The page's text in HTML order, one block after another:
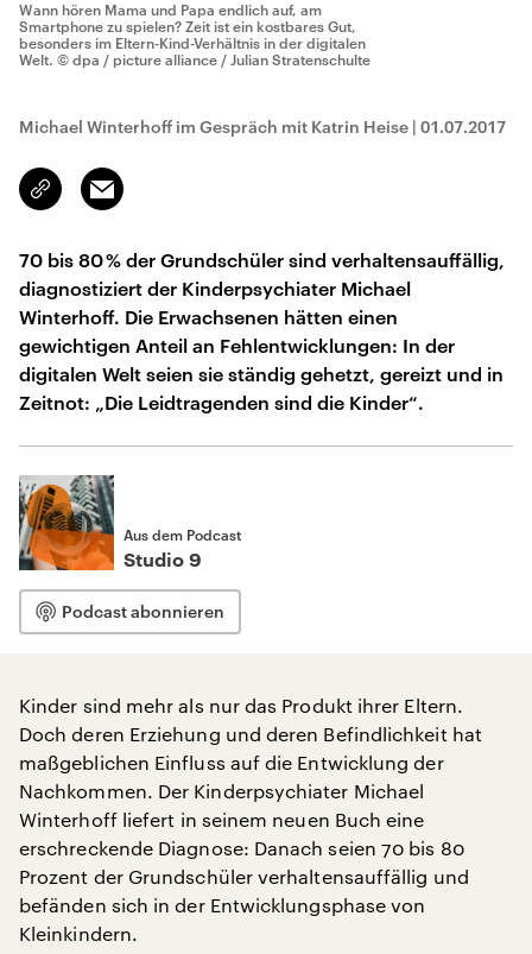
Wann hören Mama und Papa endlich auf, am
Smartphone zu spielen? Zeit ist ein kostbares Gut,
besonders im Eltern-Kind-Verhältnis in der digitalen
Welt. © dpa / picture alliance / Julian Stratenschulte
Michael Winterhoff im Gespräch mit Katrin Heise | 01.07.2017
Link
kopieren/teilen
Email
70 bis 80 % der Grundschüler sind verhaltensauffällig,
diagnostiziert der Kinderpsychiater Michael
Winterhoff. Die Erwachsenen hätten einen
gewichtigen Anteil an Fehlentwicklungen: In der
digitalen Welt seien sie ständig gehetzt, gereizt und in
Zeitnot: „Die Leidtragenden sind die Kinder“.
Aus dem Podcast
Studio 9
Podcast abonnieren
Kinder sind mehr als nur das Produkt ihrer Eltern.
Doch deren Erziehung und deren Befindlichkeit hat
maßgeblichen Einfluss auf die Entwicklung der
Nachkommen. Der Kinderpsychiater Michael
Winterhoff liefert in seinem neuen Buch eine
erschreckende Diagnose: Danach seien 70 bis 80
Prozent der Grundschüler verhaltensauffällig und
befänden sich in der Entwicklungsphase von
Kleinkindern.